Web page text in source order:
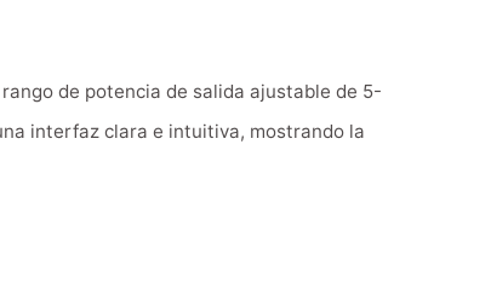
de potencia de salida ajustable de 5-
interfaz clara e intuitiva, mostrando la